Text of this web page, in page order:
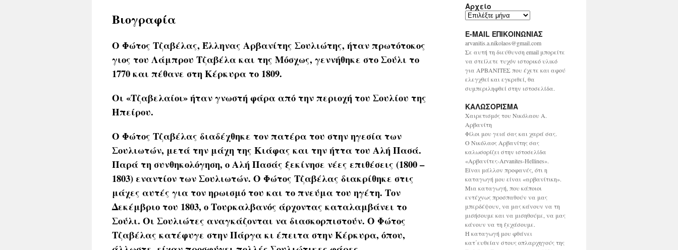
Βιογραφία
Ο Φώτος Τζαβέλας, Έλληνας Αρβανίτης Σουλιώτης, ήταν πρωτότοκος
γιος του Λάμπρου Τζαβέλα και της Μόσχως, γεννήθηκε στο Σούλι το
1770 και πέθανε στη Κέρκυρα το 1809.
Οι «Τζαβελαίοι» ήταν γνωστή φάρα από την περιοχή του Σουλίου της
Ηπείρου.
Ο Φώτος Τζαβέλας διαδέχθηκε τον πατέρα του στην ηγεσία των
Σουλιωτών, μετά την μάχη της Κιάφας και την ήττα του Αλή Πασά.
Παρά τη συνθηκολόγηση, ο Αλή Πασάς ξεκίνησε νέες επιθέσεις (1800 –
1803) εναντίον των Σουλιωτών. Ο Φώτος Τζαβέλας διακρίθηκε στις
μάχες αυτές για τον ηρωισμό του και το πνεύμα του ηγέτη. Τον
Δεκέμβριο του 1803, ο Τουρκαλβανός άρχοντας καταλαμβάνει το
Σούλι. Οι Σουλιώτες αναγκάζονται να διασκορπιστούν. Ο Φώτος
Τζαβέλας κατέφυγε στην Πάργα κι έπειτα στην Κέρκυρα, όπου,
Αρχείο
Α
χ
ε
ί
ο
E-MAIL ΕΠΙΚΟΙΝΩΝΙΑΣ
arvanitis.a.nikolaos@gmail.com
Σε αυτή τη διεύθυνση email μπορείτε
να στείλετε τυχόν ιστορικό υλικό
για ΑΡΒΑΝΙΤΕΣ που έχετε και αφού
ελεγχθεί και εγκριθεί, θα
συμπεριληφθεί στην ιστοσελίδα.
ΚΑΛΩΣΟΡΙΣΜΑ
Χαιρετισμός του Νικόλαου Α.
Αρβανίτη
Φίλοι μου γειά σας και χαρά σας.
Ο Νικόλαος Αρβανίτης σας
καλωσορίζει στην ιστοσελίδα
«Αρβανίτες-Arvanites-Hellines».
Είναι μάλλον προφανές, ότι η
καταγωγή μου είναι «αρβανίτικη».
Μια καταγωγή, που κάποιοι
εντέχνως προσπαθούν να μας
μπερδέψουν, να μας κάνουν να τη
μισήσουμε και να μισηθούμε, να μας
κάνουν να τη ξεχάσουμε.
Η καταγωγή μου φθάνει
κατ΄ευθείαν στους οπλαρχηγούς της